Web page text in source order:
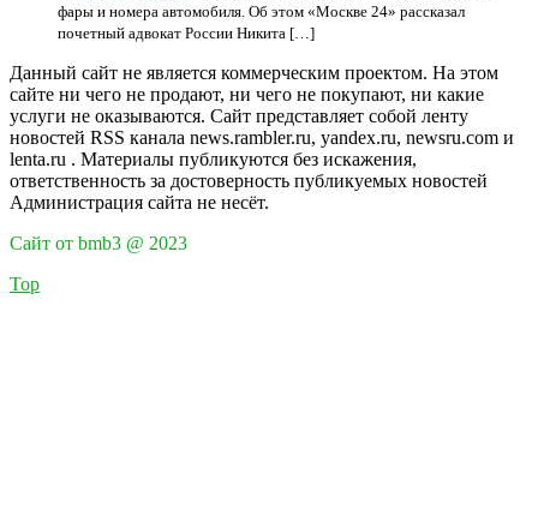
фары и номера автомобиля. Об этом «Москве 24» рассказал
почетный адвокат России Никита […]
Данный сайт не является коммерческим проектом. На этом
сайте ни чего не продают, ни чего не покупают, ни какие
услуги не оказываются. Сайт представляет собой ленту
новостей RSS канала news.rambler.ru, yandex.ru, newsru.com и
lenta.ru . Материалы публикуются без искажения,
ответственность за достоверность публикуемых новостей
Администрация сайта не несёт.
Сайт от bmb3 @ 2023
Top